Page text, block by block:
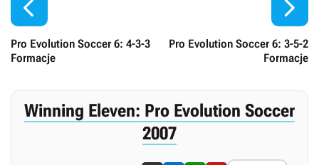
Pro Evolution Soccer 6: 4-3-3
Formacje
Pro Evolution Soccer 6: 3-5-2
Formacje
Winning Eleven: Pro Evolution Soccer
2007